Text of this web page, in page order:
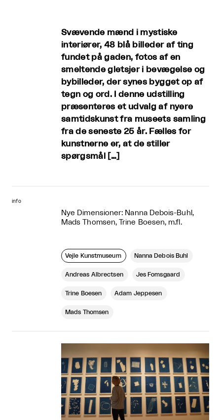
Svævende mænd i mystiske
interiører, 48 blå billeder af ting
fundet på gaden, fotos af en
smeltende gletsjer i bevægelse og
bybilleder, der synes bygget op af
tegn og ord. I denne udstilling
præsenteres et udvalg af nyere
samtidskunst fra museets samling
fra de seneste 25 år. Fælles for
kunstnerne er, at de stiller
spørgsmål […]
info
Nye Dimensioner: Nanna Debois-Buhl,
Mads Thomsen, Trine Boesen, m.fl.
Vejle Kunstmuseum Nanna Debois Buhl
Andreas Albrectsen Jes Fomsgaard
Trine Boesen Adam Jeppesen
Mads Thomsen